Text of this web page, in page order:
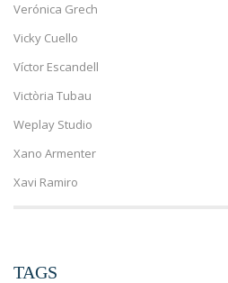
Verónica Grech
Vicky Cuello
Víctor Escandell
Victòria Tubau
Weplay Studio
Xano Armenter
Xavi Ramiro
TAGS